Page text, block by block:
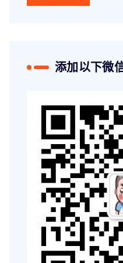
添加以下微